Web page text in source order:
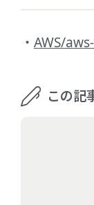
AWS/
この記